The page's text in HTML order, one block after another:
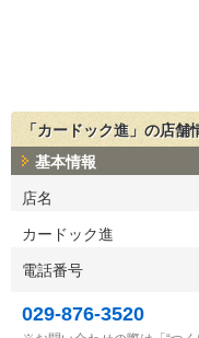
「カードック進」の店舗
基本情報
店名
カードック進
電話番号
029-876-3520